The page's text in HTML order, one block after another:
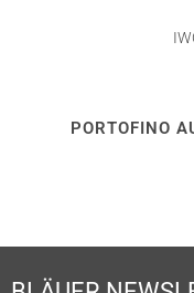
PORTOFINO